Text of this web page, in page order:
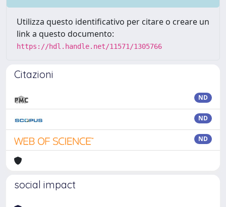
Utilizza questo identificativo per citare o creare un
link a questo documento:
https://hdl.handle.net/11571/1305766
Citazioni
ND
ND
ND
social impact